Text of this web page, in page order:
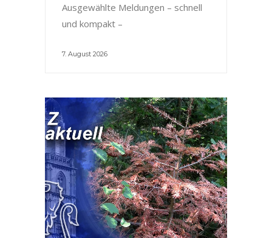
Ausgewählte Meldungen – schnell
und kompakt –
7. August 2026